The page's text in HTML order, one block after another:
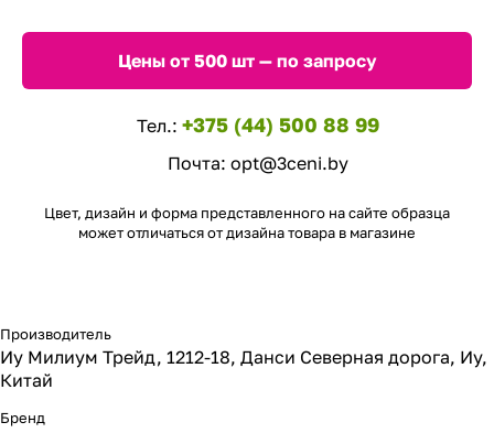
Цены от 500 шт — по запросу
Тел.: +375 (44) 500 88 99
Почта: opt@3ceni.by
Цвет, дизайн и форма представленного на сайте образца
может отличаться от дизайна товара в магазине
Производитель
Иу Милиум Трейд, 1212-18, Данси Северная дорога, Иу,
Китай
Бренд